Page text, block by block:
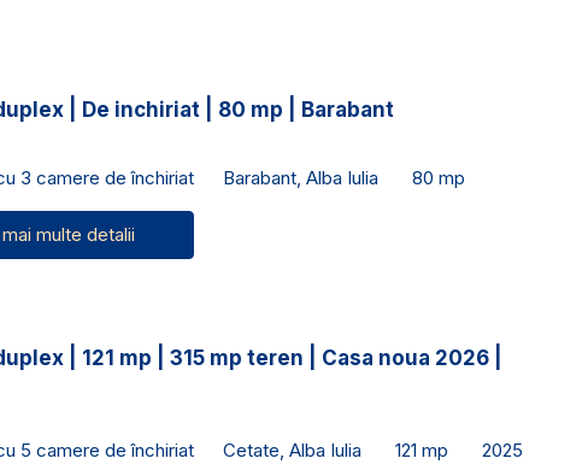
| De inchiriat | 80 mp | Barabant
3 camere de închiriat Barabant, Alba Iulia 80 mp
multe detalii
| 121 mp | 315 mp teren | Casa noua 2026 |
5 camere de închiriat Cetate, Alba Iulia 121 mp 2025